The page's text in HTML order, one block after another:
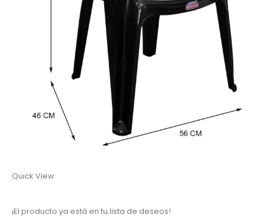
Quick View
¡El producto ya está en tu lista de deseos!